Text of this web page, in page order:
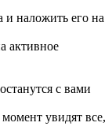
и наложить его на
активное
с вами
увидят все,